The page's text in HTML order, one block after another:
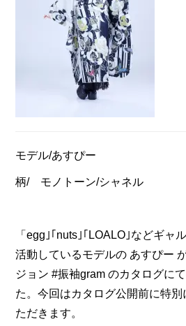
モデル/あすぴー
柄/ モノトーン/シャネル
「egg｣｢nuts｣｢LOALO｣などギャ
活動しているモデルの あすぴー
ジョン #振袖gram のカタログに
た。今回はカタログ公開前に特
ただきます。